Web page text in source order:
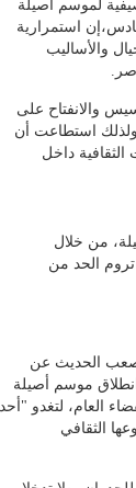
لموسم أصيلة
السادس،إن استمرارية
والأساليب
والانفتاح على
استطاعت أن
داخل
من خلال
الحد من
الحديث عن
موسم أصيلة
في الفضاء العام، لتغدو "أحد
الثقافي